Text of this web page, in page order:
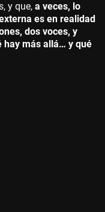
y que, a veces, lo
es en realidad
dos voces, y
hay más allá… y qué